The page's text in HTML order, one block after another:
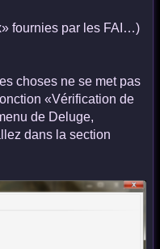
fournies par les FAI…)
choses ne se met pas
«Vérification de
de Deluge,
dans la section